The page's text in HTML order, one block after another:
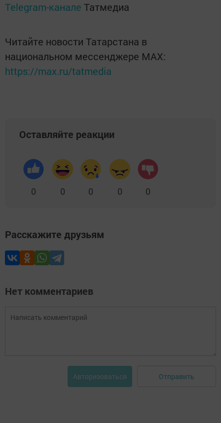
Telegram-канале Татмедиа
Читайте новости Татарстана в
национальном мессенджере MАХ:
https://max.ru/tatmedia
Оставляйте реакции
0 0 0 0 0
Расскажите друзьям
Нет комментариев
Авторизоваться Отправить